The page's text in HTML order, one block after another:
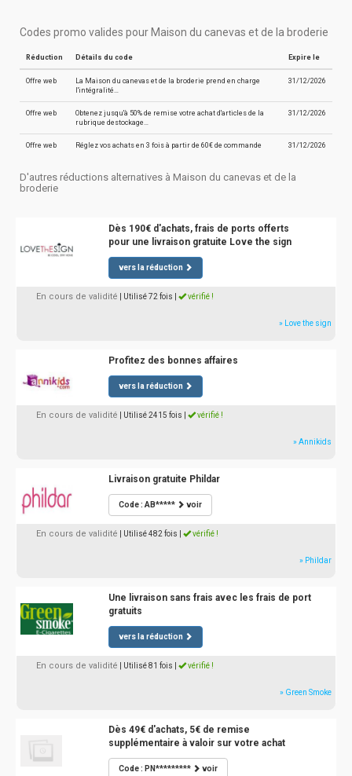
Codes promo valides pour Maison du canevas et de la broderie
Réduction Détails du code Expire le
Offre web
La Maison du canevas et de la broderie prend en charge
l'intégralité…
31/12/2026
Offre web
Obtenez jusqu'à 50% de remise votre achat d'articles de la
rubrique destockage…
31/12/2026
Offre web Réglez vos achats en 3 fois à partir de 60€ de commande 31/12/2026
D'autres réductions alternatives à Maison du canevas et de la
broderie
Dès 190€ d'achats, frais de ports offerts
pour une livraison gratuite Love the sign
vers la réduction
En cours de validité | Utilisé 72 fois vérifié !
» Love the sign
Profitez des bonnes affaires
vers la réduction
En cours de validité | Utilisé 2415 fois vérifié !
» Annikids
Livraison gratuite Phildar
Code : AB***** voir
En cours de validité | Utilisé 482 fois vérifié !
» Phildar
Une livraison sans frais avec les frais de port
gratuits
vers la réduction
En cours de validité | Utilisé 81 fois vérifié !
» Green Smoke
Dès 49€ d'achats, 5€ de remise
supplémentaire à valoir sur votre achat
Code : PN********* voir